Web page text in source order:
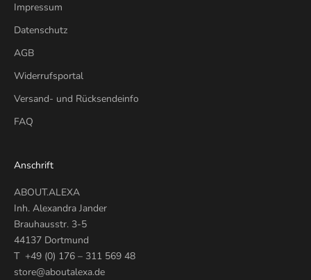
Impressum
Datenschutz
AGB
Widerrufsportal
Versand- und Rücksendeinfo
FAQ
Anschrift
ABOUT.ALEXA
Inh. Alexandra Jander
Brauhausstr. 3-5
44137 Dortmund
T +49 (0) 176 – 311 569 48
store@aboutalexa.de